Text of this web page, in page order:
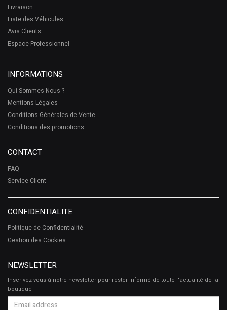
Livraison
Liste des Véhicules
Avis Clients
Espace Professionnel
INFORMATIONS
Qui Sommes Nous ?
Mentions Légales
Conditions Générales de Vente
Conditions des promotions
CONTACT
FAQ
Service Client
CONFIDENTIALITE
Politique de Confidentialité
Gestion des Cookies
NEWSLETTER
Inscrivez-vous à notre newsletter pour rester informé de toute l'actualité de la
boutique